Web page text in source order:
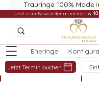
Trauringe 100% Made
Eheringe
Jetzt Termin buchen
Jetzt zum Newsletter anmelden &